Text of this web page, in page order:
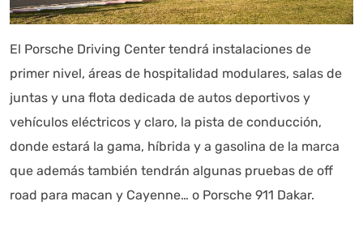
El Porsche Driving Center tendrá instalaciones de
primer nivel, áreas de hospitalidad modulares, salas de
juntas y una flota dedicada de autos deportivos y
vehículos eléctricos y claro, la pista de conducción,
donde estará la gama, híbrida y a gasolina de la marca
que además también tendrán algunas pruebas de off
road para macan y Cayenne… o Porsche 911 Dakar.